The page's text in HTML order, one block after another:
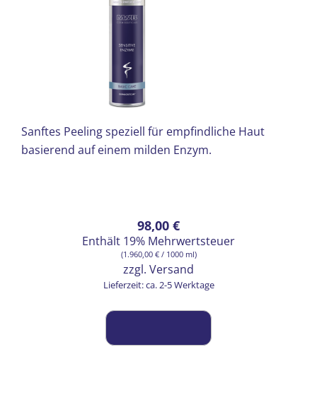
Sanftes Peeling speziell für empfindliche Haut
basierend auf einem milden Enzym.
98,00 €
Enthält 19% Mehrwertsteuer
(1.960,00 €/ 1000 ml)
zzgl. Versand
Lieferzeit: ca. 2-5 Werktage